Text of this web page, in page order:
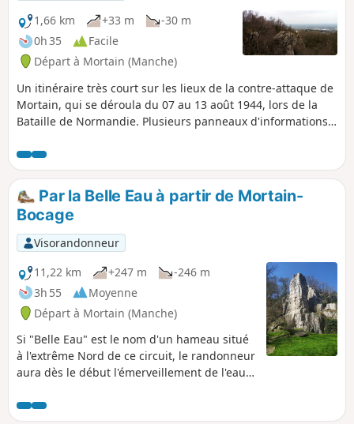
1,66 km
+33 m
-30 m
0h 35
Facile
Départ à Mortain (Manche)
Un itinéraire très court sur les lieux de la contre-attaque de
Mortain, qui se déroula du 07 au 13 août 1944, lors de la
Bataille de Normandie. Plusieurs panneaux d'informations
au rendez-vous.
Par la Belle Eau à partir de Mortain-
Bocage
Visorandonneur
11,22 km
+247 m
-246 m
3h 55
Moyenne
Départ à Mortain (Manche)
Si "Belle Eau" est le nom d'un hameau situé
à l'extrême Nord de ce circuit, le randonneur
aura dès le début l'émerveillement de l'eau
magnifiques cascades. Le circuit continue